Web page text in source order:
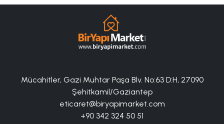
Mücahitler, Gazi Muhtar Paşa Blv. No:63 D:H, 27090
Şehitkamil/Gaziantep
eticaret@biryapimarket.com
+90 342 324 50 51